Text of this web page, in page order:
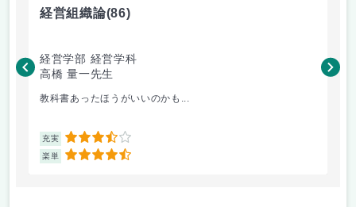
経営組織論(86)
経営学部 経営学科
高橋 量一先生
教科書あったほうがいいのかも...
充実 3.5
楽単 4.5
白